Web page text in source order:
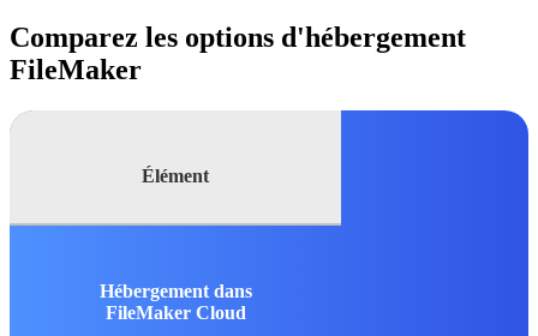
Comparez les options d'hébergement
FileMaker
Élément
Hébergement dans
FileMaker Cloud